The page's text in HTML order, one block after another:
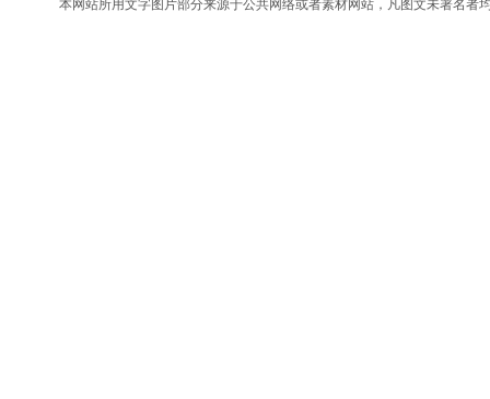
联系我们
本网站所用文字图片部分来源于公共网络或者素材网站，凡图文未署名